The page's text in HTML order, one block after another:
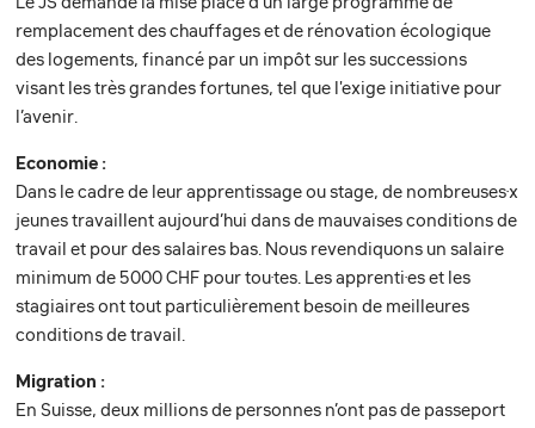
remplacement des chauffages et de rénovation écologique
des logements, financé par un impôt sur les successions
visant les très grandes fortunes, tel que l'exige initiative pour
l’avenir.
Economie :
Dans le cadre de leur apprentissage ou stage, de nombreuses·x
jeunes travaillent aujourd’hui dans de mauvaises conditions de
travail et pour des salaires bas. Nous revendiquons un salaire
minimum de 5000 CHF pour tou·tes. Les apprenti·es et les
stagiaires ont tout particulièrement besoin de meilleures
conditions de travail.
Migration :
En Suisse, deux millions de personnes n’ont pas de passeport